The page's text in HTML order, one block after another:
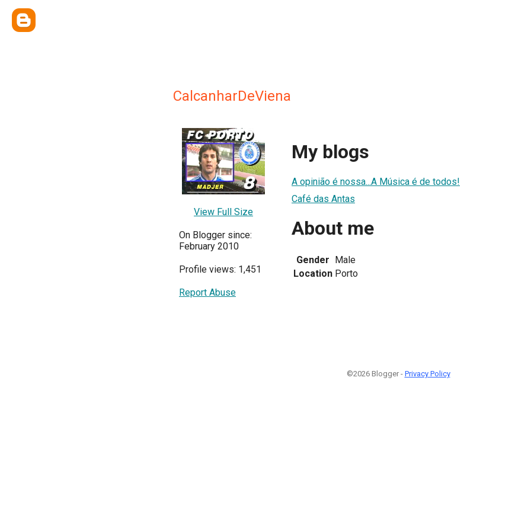
CalcanharDeViena
View Full Size
On Blogger since:
February 2010
Profile views: 1,451
Report Abuse
My blogs
A opinião é nossa...A Música é de todos!
Café das Antas
About me
Gender Male
Location Porto
©2026 Blogger - Privacy Policy